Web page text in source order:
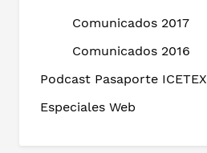
Comunicados 2017
Comunicados 2016
Podcast Pasaporte ICETEX
Especiales Web